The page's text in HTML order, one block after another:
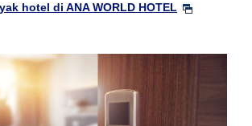
hotel di ANA WORLD HOTEL